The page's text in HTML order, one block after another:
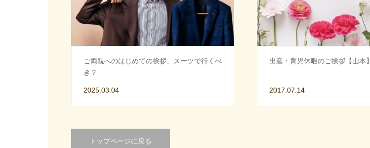
ご両親へのはじめての挨拶、スーツで行くべ
き？
2025.03.04
出産・育児休暇のご挨拶【山本】
2017.07.14
トップページに戻る